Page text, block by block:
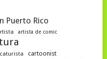
Puerto Rico
artista de comic
cartoonist